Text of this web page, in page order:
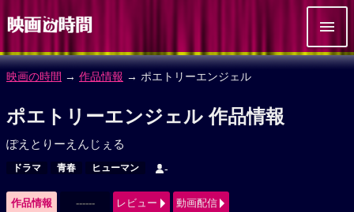
映画の時間 → 作品情報 → ポエトリーエンジェル
ポエトリーエンジェル 作品情報
ぽえとりーえんじぇる
ドラマ 青春 ヒューマン -
作品情報 ------ レビュー 動画配信